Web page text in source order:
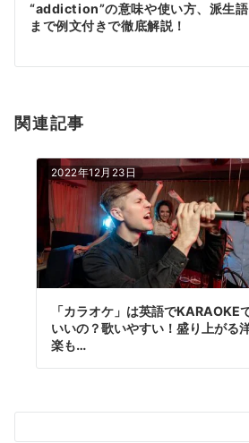
ン
“addiction”の意味や使い方、派生
まで例文付きで徹底解説！
関連記事
2022年12月23日
「カラオケ」は英語でKARAOKE
いいの？歌いやすい！盛り上がる
楽も…